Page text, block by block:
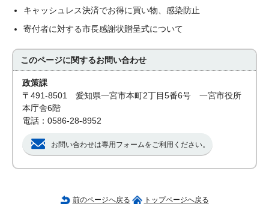
キャッシュレス決済でお得に買い物、感染防止
寄付者に対する市長感謝状贈呈式について
このページに関するお問い合わせ
政策課
〒491-8501 愛知県一宮市本町2丁目5番6号 一宮市役所
本庁舎6階
電話：0586-28-8952
お問い合わせは専用フォームをご利用ください。
前のページへ戻る トップページへ戻る